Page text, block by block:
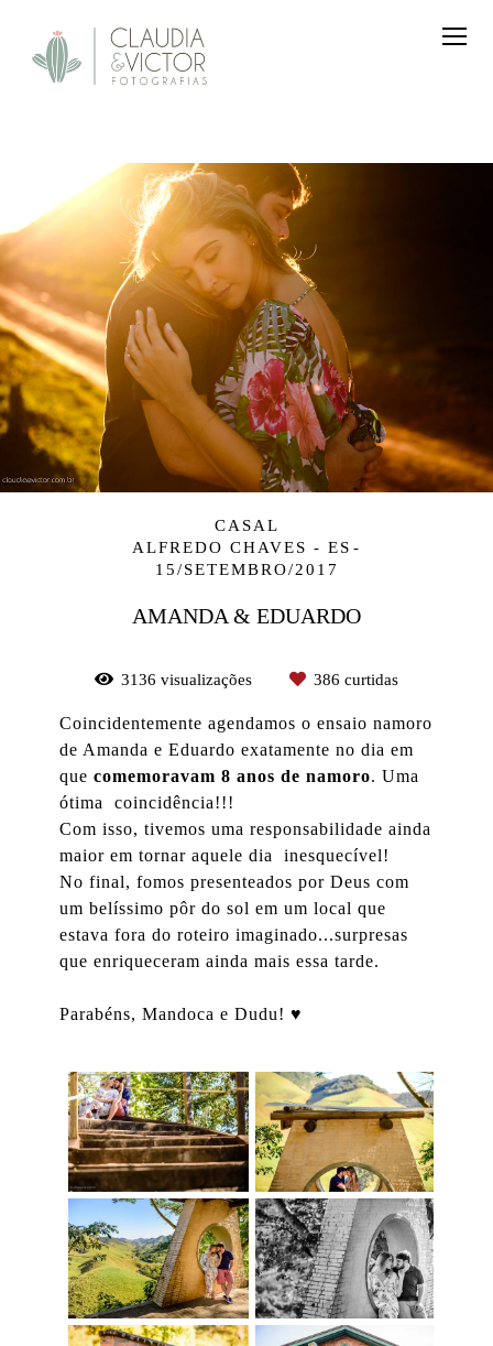
CASAL
ALFREDO CHAVES - ES
15/SETEMBRO/2017
AMANDA & EDUARDO
3136 visualizações 386 curtidas
Coincidentemente agendamos o ensaio namoro
de Amanda e Eduardo exatamente no dia em
que comemoravam 8 anos de namoro. Uma
ótima coincidência!!!
Com isso, tivemos uma responsabilidade ainda
maior em tornar aquele dia inesquecível!
No final, fomos presenteados por Deus com
um belíssimo pôr do sol em um local que
estava fora do roteiro imaginado...surpresas
que enriqueceram ainda mais essa tarde.
Parabéns, Mandoca e Dudu! ♥